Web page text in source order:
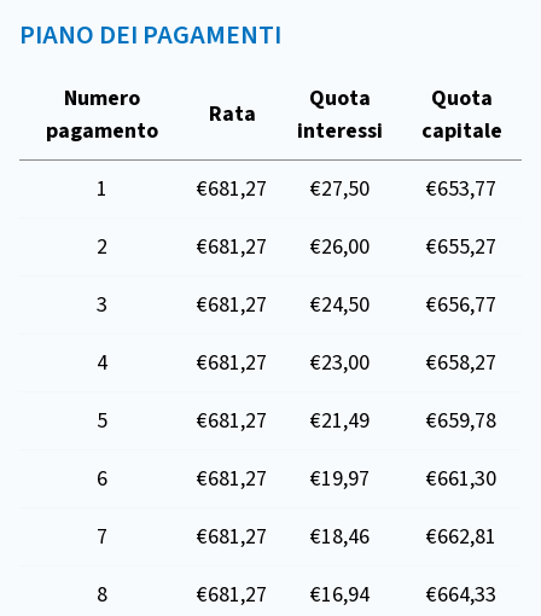
PIANO DEI PAGAMENTI
Numero
pagamento
Rata
Quota
interessi
Quota
capitale
1
€681,27 €27,50
€653,77
2
€681,27 €26,00
€655,27
3
€681,27 €24,50
€656,77
4
€681,27 €23,00
€658,27
5
€681,27 €21,49
€659,78
6
€681,27 €19,97
€661,30
7
€681,27 €18,46
€662,81
8
€681,27 €16,94
€664,33